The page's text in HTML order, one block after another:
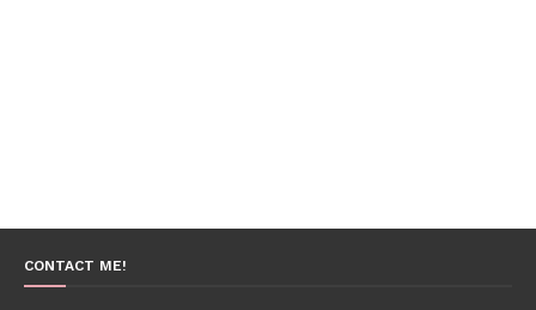
CONTACT ME!